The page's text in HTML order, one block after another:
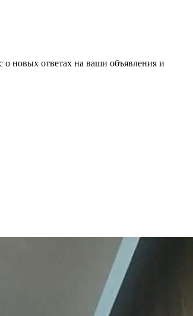
новых ответах на ваши объявления и